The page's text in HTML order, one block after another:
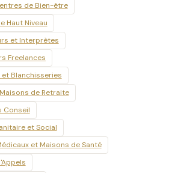
de Bien-être
Haut Niveau
et Interprètes
Freelances
Blanchisseries
de Retraite
Conseil
et Social
et Maisons de Santé